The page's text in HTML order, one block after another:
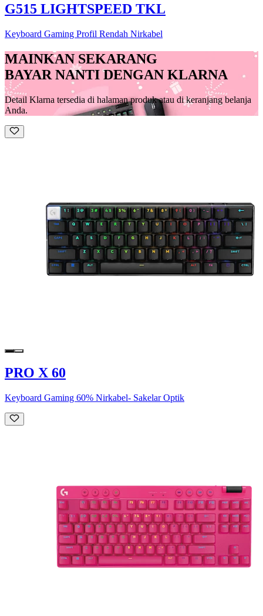
G515 LIGHTSPEED TKL
Keyboard Gaming Profil Rendah Nirkabel
MAINKAN SEKARANG
BAYAR NANTI DENGAN KLARNA
Detail Klarna tersedia di halaman produk atau di keranjang belanja
Anda.
PRO X 60
Keyboard Gaming 60% Nirkabel- Sakelar Optik